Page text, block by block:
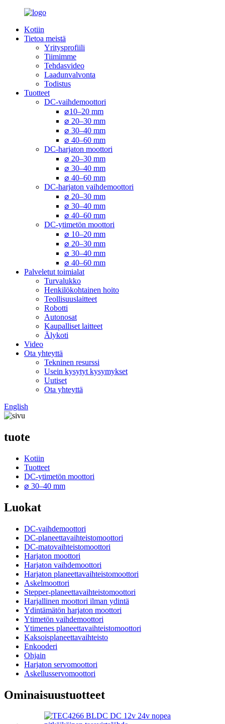
Kotiin
Tietoa meistä
Yritysprofiili
Tiimimme
Tehdasvideo
Laadunvalvonta
Todistus
Tuotteet
DC-vaihdemoottori
⌀10–20 mm
⌀ 20–30 mm
⌀ 30–40 mm
⌀ 40–60 mm
DC-harjaton moottori
⌀ 20–30 mm
⌀ 30–40 mm
⌀ 40–60 mm
DC-harjaton vaihdemoottori
⌀ 20–30 mm
⌀ 30–40 mm
⌀ 40–60 mm
DC-ytimetön moottori
⌀ 10–20 mm
⌀ 20–30 mm
⌀ 30–40 mm
⌀ 40–60 mm
Palveletut toimialat
Turvalukko
Henkilökohtainen hoito
Teollisuuslaitteet
Robotti
Autonosat
Kaupalliset laitteet
Älykoti
Video
Ota yhteyttä
Tekninen resurssi
Usein kysytyt kysymykset
Uutiset
Ota yhteyttä
English
tuote
Kotiin
Tuotteet
DC-ytimetön moottori
⌀ 30–40 mm
Luokat
DC-vaihdemoottori
DC-planeettavaihteistomoottori
DC-matovaihteistomoottori
Harjaton moottori
Harjaton vaihdemoottori
Harjaton planeettavaihteistomoottori
Askelmoottori
Stepper-planeettavaihteistomoottori
Harjallinen moottori ilman ydintä
Ydintämätön harjaton moottori
Ytimetön vaihdemoottori
Ytimenes planeettavaihteistomoottori
Kaksoisplaneettavaihteisto
Enkooderi
Ohjain
Harjaton servomoottori
Askellusservomoottori
Ominaisuustuotteet